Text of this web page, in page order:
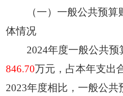
（一）一般公共预
体情况
2024年度一般公共预
846.70万元，占本年支出
2023年度相比，一般公共